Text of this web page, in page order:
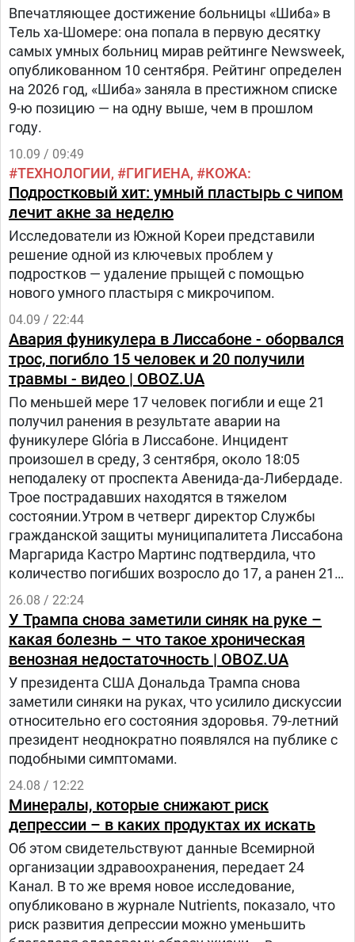
заводы в США, иначе их лекарства могут сразу
подорожать вдвое.Кто в безопасностиМногие
фармгиганты последние месяцы активно
инвестируют в производство в США.
Впечатляющее достижение больницы «Шиба» в
Тель ха-Шомере: она попала в первую десятку
самых умных больниц мирав рейтинге Newsweek,
опубликованном 10 сентября. Рейтинг определен
на 2026 год, «Шиба» заняла в престижном списке
9-ю позицию — на одну выше, чем в прошлом
году.
10.09 / 09:49
ТЕХНОЛОГИИ ГИГИЕНА КОЖА
Подростковый хит: умный пластырь с чипом
лечит акне за неделю
Исследователи из Южной Кореи представили
решение одной из ключевых проблем у
подростков — удаление прыщей с помощью
нового умного пластыря с микрочипом.
04.09 / 22:44
Авария фуникулера в Лиссабоне - оборвался
трос, погибло 15 человек и 20 получили
травмы - видео | OBOZ.UA
По меньшей мере 17 человек погибли и еще 21
получил ранения в результате аварии на
фуникулере Glória в Лиссабоне. Инцидент
произошел в среду, 3 сентября, около 18:05
неподалеку от проспекта Авенида-да-Либердаде.
Трое пострадавших находятся в тяжелом
состоянии.Утром в четверг директор Службы
гражданской защиты муниципалитета Лиссабона
Маргарида Кастро Мартинс подтвердила, что
количество погибших возросло до 17, а ранен 21
человек, передает PÚBLICO.
26.08 / 22:24
У Трампа снова заметили синяк на руке –
какая болезнь – что такое хроническая
венозная недостаточность | OBOZ.UA
У президента США Дональда Трампа снова
заметили синяки на руках, что усилило дискуссии
относительно его состояния здоровья. 79-летний
президент неоднократно появлялся на публике с
подобными симптомами.
24.08 / 12:22
Минералы, которые снижают риск
депрессии – в каких продуктах их искать
Об этом свидетельствуют данные Всемирной
организации здравоохранения, передает 24
Канал. В то же время новое исследование,
опубликовано в журнале Nutrients, показало, что
риск развития депрессии можно уменьшить